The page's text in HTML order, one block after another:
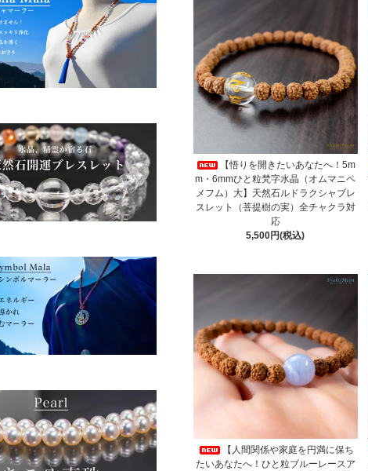
【悟りを開きたいあなたへ！5m
m・6mmひと粒梵字水晶（オムマニペ
メフム）大】天然石ルドラクシャブレ
スレット（菩提樹の実）全チャクラ対
応
5,500円(税込)
【人間関係や家庭を円満に保ち
たいあなたへ！ひと粒ブルーレースア